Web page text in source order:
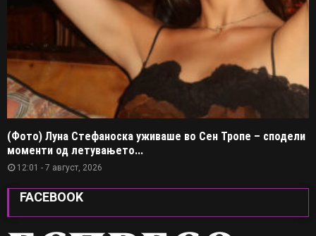
(Фото) Луна Стефаноска уживаше во Сен Тропе – сподели
моменти од летувањето...
12:01 - 7 август, 2026
FACEBOOK